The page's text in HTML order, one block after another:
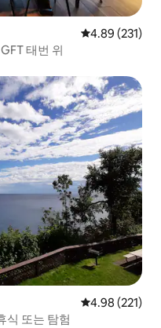
평점 4.89점(5
4.89 (231)
태번 위
평점 4.98점(5
4.98 (221)
식 또는 탐험